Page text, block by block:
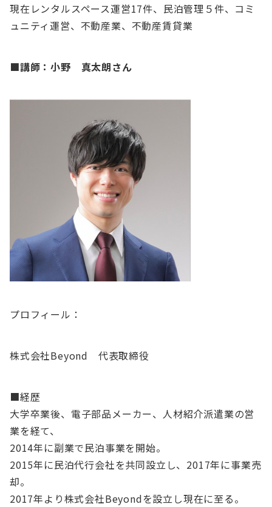
現在レンタルスペース運営17件、民泊管理５件、コミ
ュニティ運営、不動産業、不動産賃貸業​
■講師：小野 真太朗さん
プロフィール：
株式会社Beyond 代表取締役​
■経歴​
大学卒業後、電子部品メーカー、人材紹介派遣業の営
業を経て、​
2014年に副業で民泊事業を開始。​
2015年に民泊代行会社を共同設立し、2017年に事業売
却。​
2017年より株式会社Beyondを設立し現在に至る。​​